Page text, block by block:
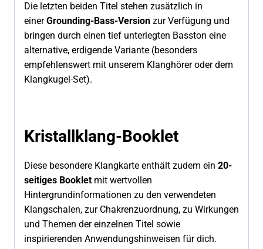
Die letzten beiden Titel stehen zusätzlich in
einerGrounding-Bass-Version zur Verfügung und
bringen durch einen tief unterlegten Basston eine
alternative, erdigende Variante (besonders
empfehlenswert mit unserem Klanghörer oder dem
Klangkugel-Set).
Kristallklang-Booklet
Diese besondere Klangkarte enthält zudem ein 20-
seitiges Booklet mit wertvollen
Hintergrundinformationen zu den verwendeten
Klangschalen, zur Chakrenzuordnung, zu Wirkungen
und Themen der einzelnen Titel sowie
inspirierenden Anwendungshinweisen für dich.